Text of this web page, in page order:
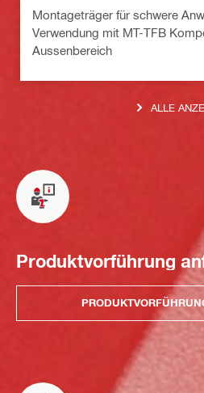
Montageträger für schwere
Verwendung mit MT-TFB
Aussenbereich
ALLE
Produktvorführung